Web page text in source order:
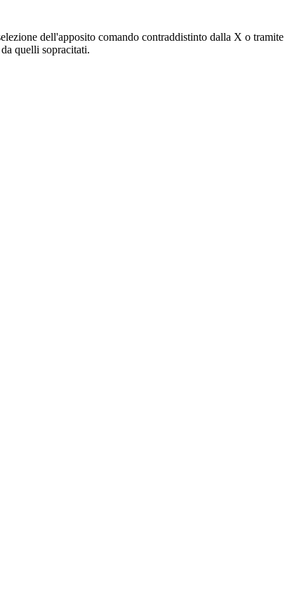
dell'apposito comando contraddistinto dalla X o
quelli sopracitati.